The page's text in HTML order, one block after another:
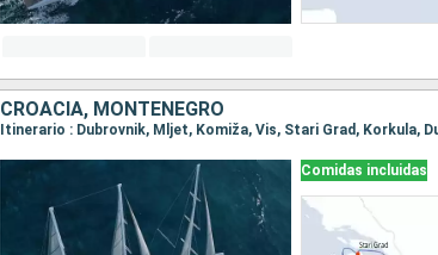
CROACIA, MONTENEGRO
Comidas incluidas